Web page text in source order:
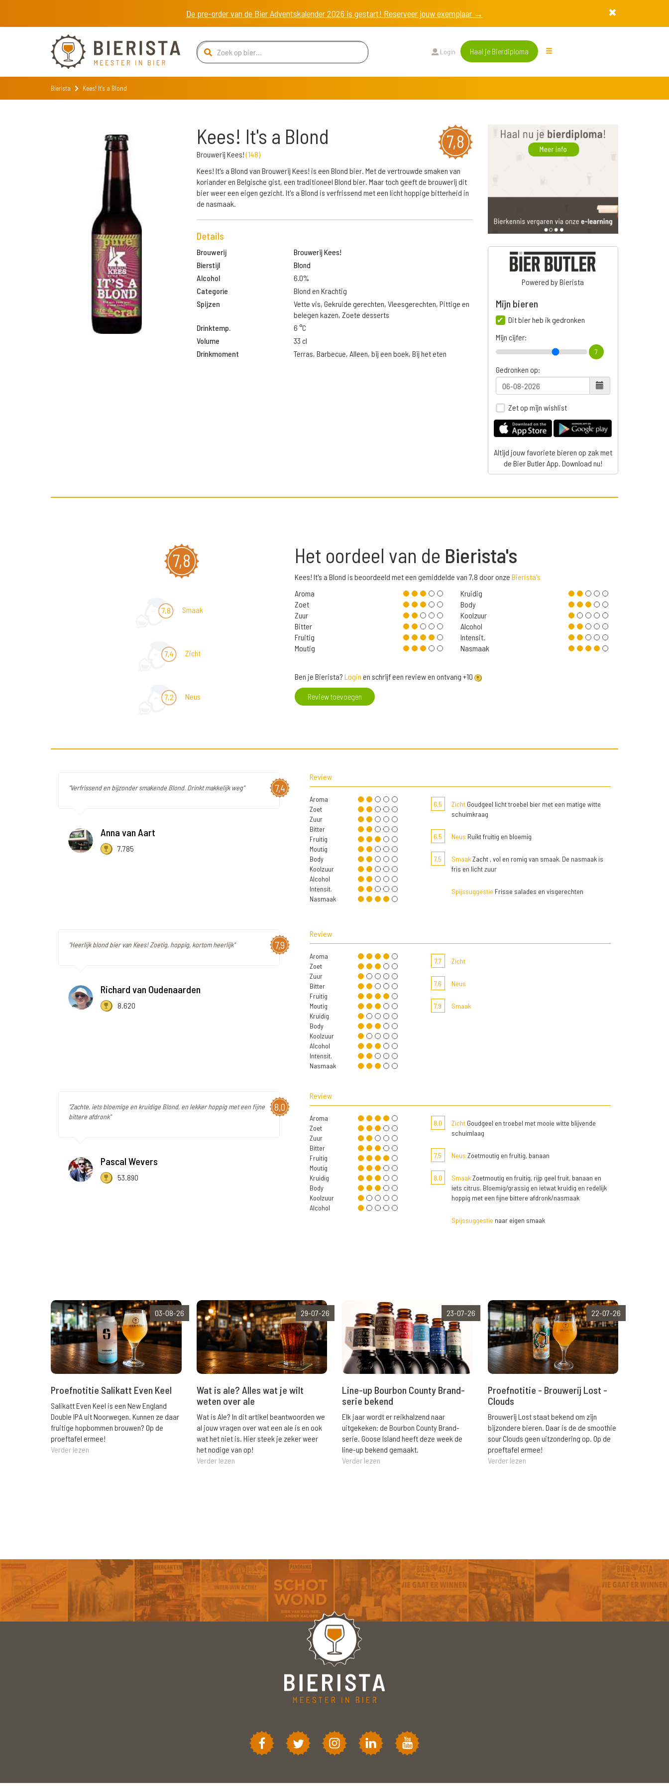
De pre-order van de Bier Adventskalender 2026 is gestart! Reserveer jouw exemplaar →
Login Haal je Bierdiploma
Bierista Kees! It's a Blond
7,8
Kees! It's a Blond
Brouwerij Kees!(148)
Kees! It's a Blond van Brouwerij Kees! is een Blond bier. Met de vertrouwde smaken van
koriander en Belgische gist, een traditioneel Blond bier. Maar toch geeft de brouwerij dit
bier weer een eigen gezicht. It's a Blond is verfrissend met een licht hoppige bitterheid in
de nasmaak.
Details
Brouwerij
Brouwerij Kees!
Bierstijl
Blond
Alcohol
6.0%
Categorie
Blond en Krachtig
Spijzen
Vette vis, Gekruide gerechten, Vleesgerechten, Pittige en
belegen kazen, Zoete desserts
Drinktemp.
6 °C
Volume
33 cl
Drinkmoment
Terras, Barbecue, Alleen, bij een boek, Bij het eten
Powered by Bierista
Mijn bieren
Dit bier heb ik gedronken
Mijn cijfer:
7
Gedronken op:
Zet op mijn wishlist
Altijd jouw favoriete bieren op zak met
de Bier Butler App. Download nu!
7,8
7,8 Smaak
7,4 Zicht
7,2 Neus
Het oordeel van de Bierista's
Kees! It's a Blond is beoordeeld met een gemiddelde van 7,8 door onze Bierista's
Aroma
Zoet
Zuur
Bitter
Fruitig
Moutig
Kruidig
Body
Koolzuur
Alcohol
Intensit.
Nasmaak
Ben je Bierista? Login en schrijf een review en ontvang +10
Review toevoegen
7,4
"Verfrissend en bijzonder smakende Blond. Drinkt makkelijk weg"
Anna van Aart
7.785
Review
Aroma
Zoet
Zuur
Bitter
Fruitig
Moutig
Body
Koolzuur
Alcohol
Intensit.
Nasmaak
6,5 ZichtGoudgeel licht troebel bier met een matige witte
schuimkraag
6,5 Neus Ruikt fruitig en bloemig
7,5 SmaakZacht , vol en romig van smaak. De nasmaak is
fris en licht zuur
Spijssuggestie Frisse salades en visgerechten
7,9
"Heerlijk blond bier van Kees! Zoetig, hoppig, kortom heerlijk"
Richard van Oudenaarden
8.620
Review
Aroma
Zoet
Zuur
Bitter
Fruitig
Moutig
Kruidig
Body
Koolzuur
Alcohol
Intensit.
Nasmaak
7,7 Zicht
7,6 Neus
7,9 Smaak
8,0
"Zachte, iets bloemige en kruidige Blond, en lekker hoppig met een fijne
bittere afdronk"
Pascal Wevers
53.890
Review
Aroma
Zoet
Zuur
Bitter
Fruitig
Moutig
Kruidig
Body
Koolzuur
Alcohol
8,0 ZichtGoudgeel en troebel met mooie witte blijvende
schuimlaag
7,5 Neus Zoetmoutig en fruitig, banaan
8,0 SmaakZoetmoutig en fruitig, rijp geel fruit, banaan en
iets citrus. Bloemig/grassig en ietwat kruidig en redelijk
hoppig met een fijne bittere afdronk/nasmaak
Spijssuggestie naar eigen smaak
03-08-26
Proefnotitie Salikatt Even Keel
Salikatt Even Keel is een New England
Double IPA uit Noorwegen. Kunnen ze daar
fruitige hopbommen brouwen? Op de
proeftafel ermee!
Verder lezen
29-07-26
Wat is ale? Alles wat je wilt
weten over ale
Wat is Ale? In dit artikel beantwoorden we
al jouw vragen over wat een ale is en ook
wat het niet is. Hier steek je zeker weer
het nodige van op!
Verder lezen
23-07-26
Line-up Bourbon County Brand-
serie bekend
Elk jaar wordt er reikhalzend naar
uitgekeken: de Bourbon County Brand-
serie. Goose Island heeft deze week de
line-up bekend gemaakt.
Verder lezen
22-07-26
Proefnotitie - Brouwerij Lost -
Clouds
Brouwerij Lost staat bekend om zijn
bijzondere bieren. Daar is de de smoothie
sour Clouds geen uitzondering op. Op de
proeftafel ermee!
Verder lezen